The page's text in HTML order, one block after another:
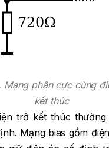
Mạng phân cực cùng
kết thúc
trở kết thúc
Mạng bias gồm